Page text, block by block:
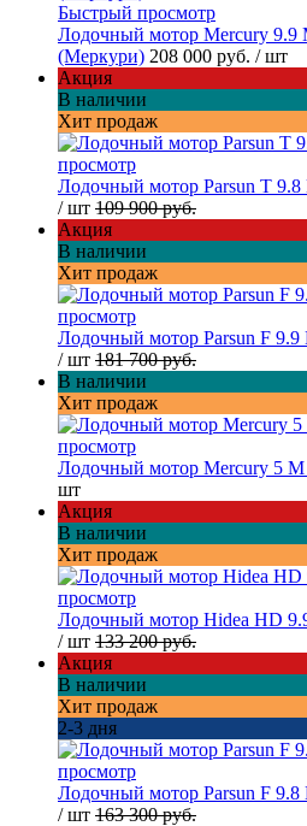
Быстрый просмотр
Лодочный мотор Mercury
(Меркури) 208 000 руб. / шт
Акция
В наличии
Хит продаж
просмотр
Лодочный мотор Parsun T
/ шт 109 900 руб.
Акция
В наличии
Хит продаж
просмотр
Лодочный мотор Parsun F
/ шт 181 700 руб.
В наличии
Хит продаж
просмотр
Лодочный мотор Mercury 5
шт
Акция
В наличии
Хит продаж
просмотр
Лодочный мотор Hidea HD
/ шт 133 200 руб.
Акция
В наличии
Хит продаж
2-3 дня
просмотр
Лодочный мотор Parsun F
/ шт 163 300 руб.